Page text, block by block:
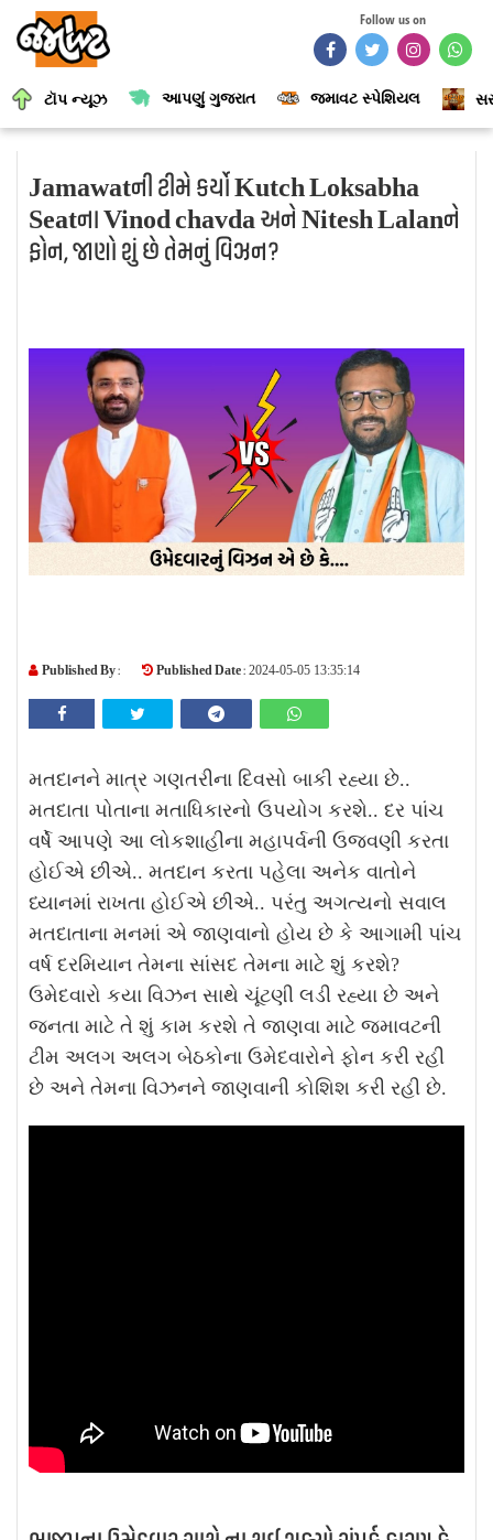
Follow us on
ટૉપ ન્યૂઝ આપણું ગુજરાત જમાવટ સ્પેશિયલ
Jamawatની ટીમે કર્યો Kutch Loksabha
Seatના Vinod chavda અને Nitesh Lalanને
ફોન, જાણો શું છે તેમનું વિઝન?
Published By : Published Date : 2024-05-05 13:35:14
મતદાનને માત્ર ગણતરીના દિવસો બાકી રહ્યા છે..
મતદાતા પોતાના મતાધિકારનો ઉપયોગ કરશે.. દર પાંચ
વર્ષે આપણે આ લોકશાહીના મહાપર્વની ઉજવણી કરતા
હોઈએ છીએ.. મતદાન કરતા પહેલા અનેક વાતોને
ધ્યાનમાં રાખતા હોઈએ છીએ.. પરંતુ અગત્યનો સવાલ
મતદાતાના મનમાં એ જાણવાનો હોય છે કે આગામી પાંચ
વર્ષ દરમિયાન તેમના સાંસદ તેમના માટે શું કરશે?
ઉમેદવારો કયા વિઝન સાથે ચૂંટણી લડી રહ્યા છે અને
જનતા માટે તે શું કામ કરશે તે જાણવા માટે જમાવટની
ટીમ અલગ અલગ બેઠકોના ઉમેદવારોને ફોન કરી રહી
છે અને તેમના વિઝનને જાણવાની કોશિશ કરી રહી છે.